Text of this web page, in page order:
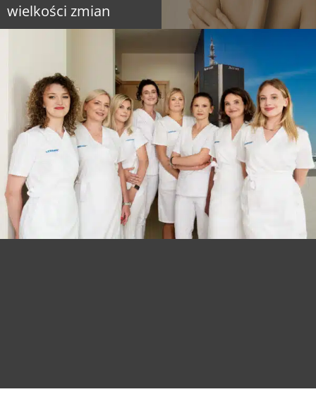
wielkości zmian